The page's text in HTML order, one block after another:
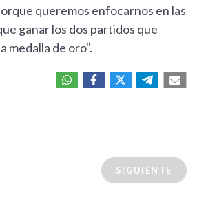
queremos enfocarnos en las
ganar los dos partidos que
medalla de oro".
SIGUIENTE